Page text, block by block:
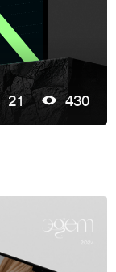
21 430